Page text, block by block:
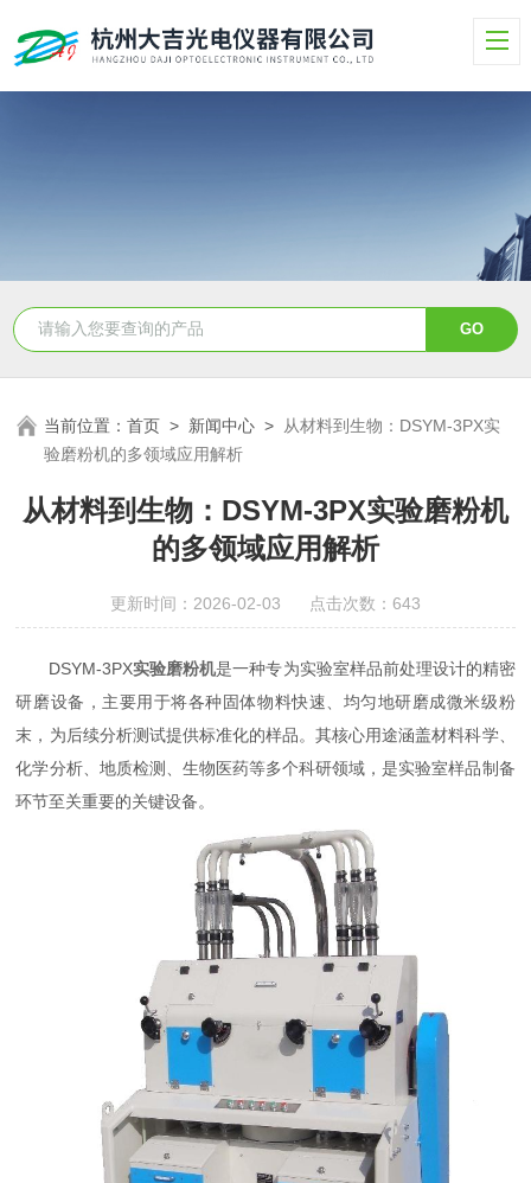
当前位置：首页 > 新闻中心 > 从材料到生物：DSYM-3PX实
验磨粉机的多领域应用解析
从材料到生物：DSYM-3PX实验磨粉机
的多领域应用解析
更新时间：2026-02-03 点击次数：643
DSYM-3PX实验磨粉机是一种专为实验室样品前处理设计的精密
研磨设备，主要用于将各种固体物料快速、均匀地研磨成微米级粉
末，为后续分析测试提供标准化的样品。其核心用途涵盖材料科学、
化学分析、地质检测、生物医药等多个科研领域，是实验室样品制备
环节至关重要的关键设备。